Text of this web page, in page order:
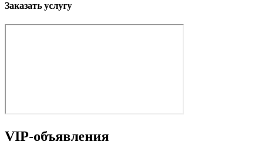
Заказать услугу
VIP-объявления